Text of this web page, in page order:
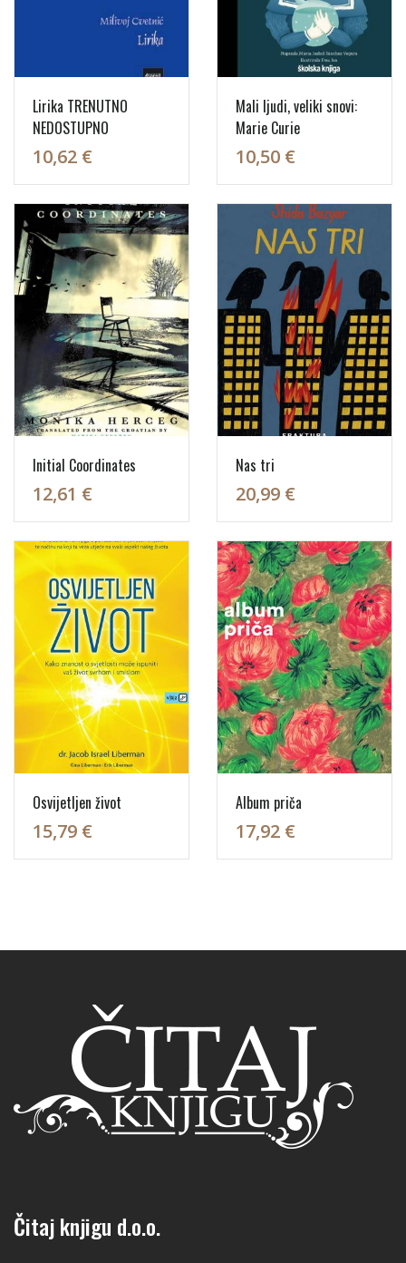
Lirika TRENUTNO
NEDOSTUPNO
10,62 €
Mali ljudi, veliki snovi:
Marie Curie
10,50 €
Initial Coordinates
12,61 €
Nas tri
20,99 €
Osvijetljen život
15,79 €
Album priča
17,92 €
Čitaj knjigu d.o.o.